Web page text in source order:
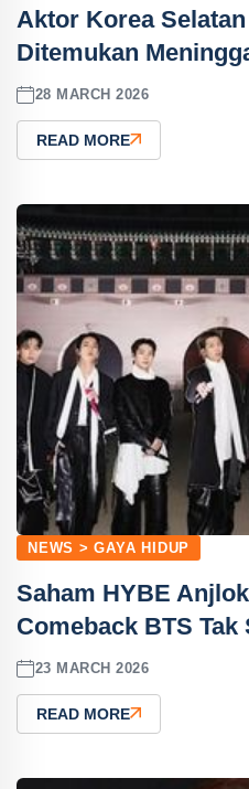
Aktor Korea
Ditemukan
28 MARCH 2026
READ MORE
NEWS > GAYA HIDUP
Saham HYBE
Comeback BTS
23 MARCH 2026
READ MORE